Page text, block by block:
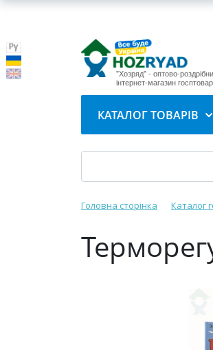
"Хозряд" - оптово-
інтернет-магазин
КАТАЛОГ ТОВАРІВ
Головна сторінка Каталог